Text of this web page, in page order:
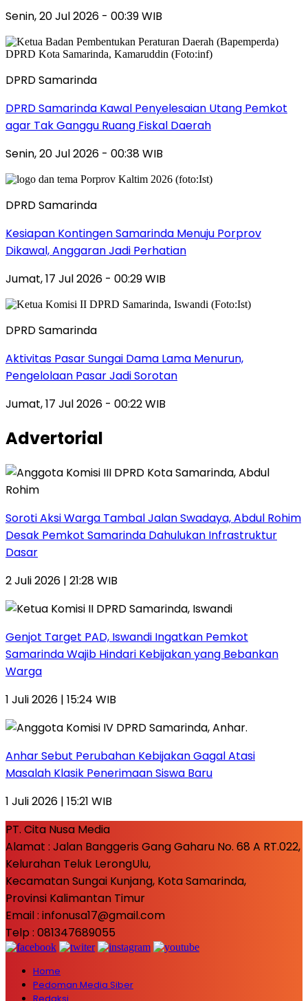
Senin, 20 Jul 2026 - 00:39 WIB
DPRD Samarinda
DPRD Samarinda Kawal Penyelesaian Utang Pemkot
agar Tak Ganggu Ruang Fiskal Daerah
Senin, 20 Jul 2026 - 00:38 WIB
DPRD Samarinda
Kesiapan Kontingen Samarinda Menuju Porprov
Dikawal, Anggaran Jadi Perhatian
Jumat, 17 Jul 2026 - 00:29 WIB
DPRD Samarinda
Aktivitas Pasar Sungai Dama Lama Menurun,
Pengelolaan Pasar Jadi Sorotan
Jumat, 17 Jul 2026 - 00:22 WIB
Advertorial
Soroti Aksi Warga Tambal Jalan Swadaya, Abdul Rohim
Desak Pemkot Samarinda Dahulukan Infrastruktur
Dasar
2 Juli 2026 | 21:28 WIB
Genjot Target PAD, Iswandi Ingatkan Pemkot
Samarinda Wajib Hindari Kebijakan yang Bebankan
Warga
1 Juli 2026 | 15:24 WIB
Anhar Sebut Perubahan Kebijakan Gagal Atasi
Masalah Klasik Penerimaan Siswa Baru
1 Juli 2026 | 15:21 WIB
PT. Cita Nusa Media
Alamat : Jalan Banggeris Gang Gaharu No. 68 A RT.022,
Kelurahan Teluk LerongUlu,
Kecamatan Sungai Kunjang, Kota Samarinda,
Provinsi Kalimantan Timur
Email : infonusa17@gmail.com
Telp : 081347689055
Home
Pedoman Media Siber
Redaksi